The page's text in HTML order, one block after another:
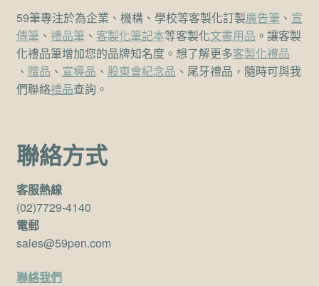
59筆專注於為企業、機構、學校等客製化訂製廣告筆、 宣
傳筆、 禮品筆、 客製化筆記本等客製化文書用品 。讓客製
化禮品筆增加您的品牌知名度。想了解更多客製化禮品
、 贈品 、 宣導品 、 股東會紀念品 、尾牙禮品，隨時可與我
們聯絡禮品查詢。
聯絡方式
客服熱線
(02)7729-4140
電郵
sales@59pen.com
聯絡我們